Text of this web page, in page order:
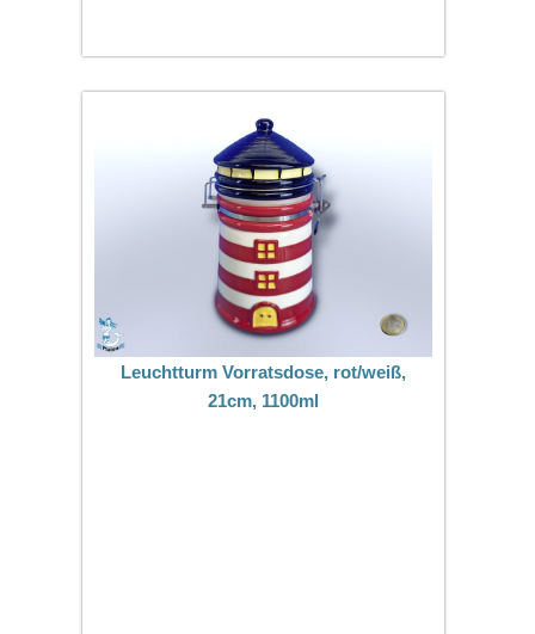
Leuchtturm Vorratsdose, rot/weiß,
21cm, 1100ml